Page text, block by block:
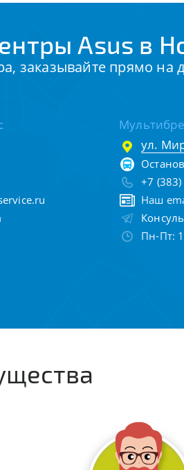
Asus в
заказывайте прямо на
ул.
+7
Наш
Пн-Пт: